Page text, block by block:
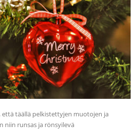
että täällä pelkistettyjen muotojen ja
niin runsas ja rönsyilevä